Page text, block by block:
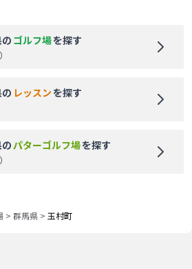
の ゴルフ場を探す
の レッスンを探す
のパターゴルフ場を探す
> 群馬県 > 玉村町